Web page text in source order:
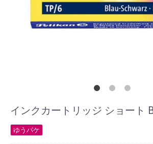
インクカートリッジ ショート
ゆうパケ